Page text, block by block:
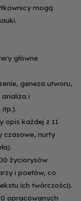
mogą
główne
geneza utworu,
i
opis każdej z 11
czasowe, nurty
życiorysów
i poetów, co
ich twórczości).
opracowanych